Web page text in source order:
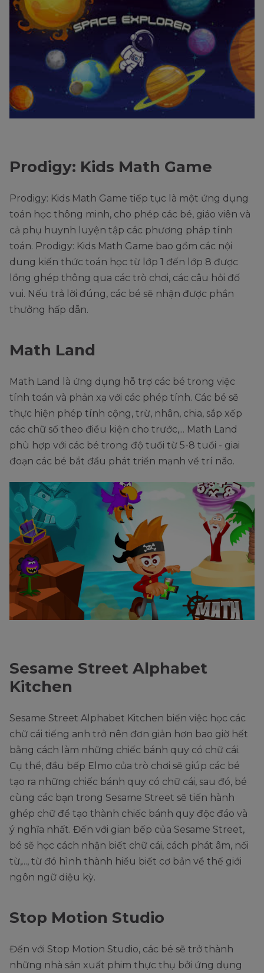
Prodigy: Kids Math Game
Prodigy: Kids Math Game tiếp tục là một ứng dụng
toán học thông minh, cho phép các bé, giáo viên và
cả phụ huynh luyện tập các phương pháp tính
toán. Prodigy: Kids Math Game bao gồm các nội
dung kiến thức toán học từ lớp 1 đến lớp 8 được
lồng ghép thông qua các trò chơi, các câu hỏi đố
vui. Nếu trả lời đúng, các bé sẽ nhận được phần
thưởng hấp dẫn.
Math Land
Math Land là ứng dụng hỗ trợ các bé trong việc
tính toán và phản xạ với các phép tính. Các bé sẽ
thực hiện phép tính cộng, trừ, nhân, chia, sắp xếp
các chữ số theo điều kiện cho trước,... Math Land
phù hợp với các bé trong độ tuổi từ 5-8 tuổi - giai
đoạn các bé bắt đầu phát triển mạnh về trí não.
Sesame Street Alphabet
Kitchen
Sesame Street Alphabet Kitchen biến việc học các
chữ cái tiếng anh trở nên đơn giản hơn bao giờ hết
bằng cách làm những chiếc bánh quy có chữ cái.
Cụ thể, đầu bếp Elmo của trò chơi sẽ giúp các bé
tạo ra những chiếc bánh quy có chữ cái, sau đó, bé
cùng các bạn trong Sesame Street sẽ tiến hành
ghép chữ để tạo thành chiếc bánh quy độc đáo và
ý nghĩa nhất. Đến với gian bếp của Sesame Street,
bé sẽ học cách nhận biết chữ cái, cách phát âm, nối
từ,..., từ đó hình thành hiểu biết cơ bản về thế giới
ngôn ngữ diệu kỳ.
Stop Motion Studio
Đến với Stop Motion Studio, các bé sẽ trở thành
những nhà sản xuất phim thực thụ bởi ứng dụng